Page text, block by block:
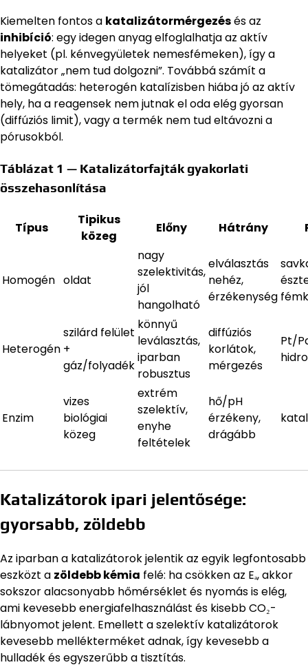
Kiemelten fontos a katalizátormérgezésés az
inhibíció: egy idegen anyag elfoglalhatja az aktív
helyeket (pl. kénvegyületek nemesfémeken), így a
katalizátor „nem tud dolgozni”. Továbbá számít a
tömegátadás: heterogén katalízisben hiába jó az aktív
hely, ha a reagensek nem jutnak el oda elég gyorsan
(diffúziós limit), vagy a termék nem tud eltávozni a
pórusokból.
Táblázat 1 — Katalizátorfajták gyakorlati
összehasonlítása
Típus
Tipikus
közeg
Előny Hátrány
Homogén oldat
nagy
szelektivitás,
jól
hangolható
elválasztás
nehéz,
érzékenység
Heterogén
szilárd felület
+
gáz/folyadék
könnyű
leválasztás,
iparban
robusztus
diffúziós
korlátok,
mérgezés
Pt/
Enzim
vizes
biológiai
közeg
extrém
szelektív,
enyhe
feltételek
hő/pH
érzékeny,
drágább
Katalizátorok ipari jelentősége:
gyorsabb, zöldebb
Az iparban a katalizátorok jelentik az egyik legfontosabb
eszközt a zöldebb kémia felé: ha csökken az Eₐ, akkor
sokszor alacsonyabb hőmérséklet és nyomás is elég,
ami kevesebb energiafelhasználást és kisebb CO₂-
lábnyomot jelent. Emellett a szelektív katalizátorok
kevesebb mellékterméket adnak, így kevesebb a
hulladék és egyszerűbb a tisztítás.